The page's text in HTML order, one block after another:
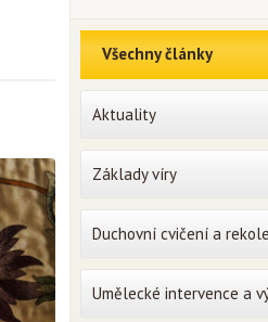
Všechny články
Aktuality
Základy víry
Duchovní cvičení a
Umělecké intervence a